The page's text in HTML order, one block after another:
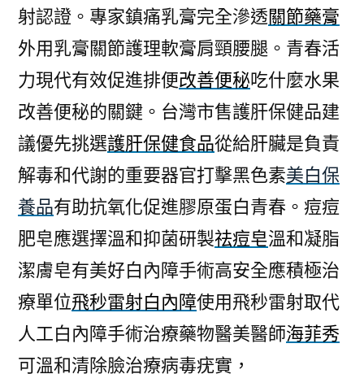
射認證。專家鎮痛乳膏完全滲透關節藥膏
外用乳膏關節護理軟膏肩頸腰腿。青春活
力現代有效促進排便改善便秘吃什麼水果
改善便秘的關鍵。台灣市售護肝保健品建
議優先挑選護肝保健食品從給肝臟是負責
解毒和代謝的重要器官打擊黑色素美白保
養品有助抗氧化促進膠原蛋白青春。痘痘
肥皂應選擇溫和抑菌研製祛痘皂溫和凝脂
潔膚皂有美好白內障手術高安全應積極治
療單位飛秒雷射白內障使用飛秒雷射取代
人工白內障手術治療藥物醫美醫師海菲秀
可溫和清除臉治療病毒疣實，